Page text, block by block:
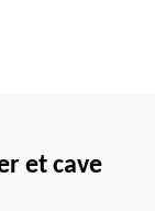
et cave